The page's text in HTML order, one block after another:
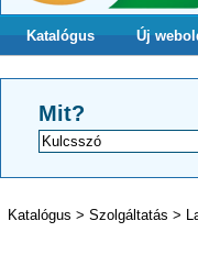
Katalógus Új
Mit?
Katalógus > Szolgáltatás >